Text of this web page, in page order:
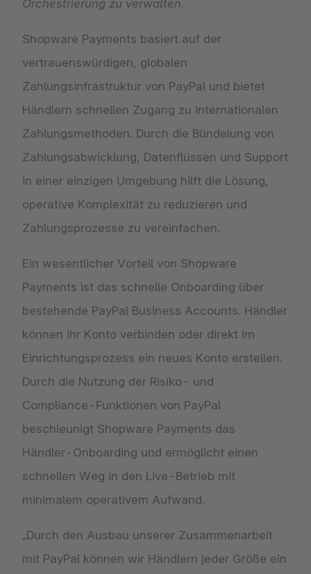
Orchestrierung zu verwalten.
Shopware Payments basiert auf der
vertrauenswürdigen, globalen
Zahlungsinfrastruktur von PayPal und bietet
Händlern schnellen Zugang zu internationalen
Zahlungsmethoden. Durch die Bündelung von
Zahlungsabwicklung, Datenflüssen und Support
in einer einzigen Umgebung hilft die Lösung,
operative Komplexität zu reduzieren und
Zahlungsprozesse zu vereinfachen.
Ein wesentlicher Vorteil von Shopware
Payments ist das schnelle Onboarding über
bestehende PayPal Business Accounts. Händler
können ihr Konto verbinden oder direkt im
Einrichtungsprozess ein neues Konto erstellen.
Durch die Nutzung der Risiko- und
Compliance-Funktionen von PayPal
beschleunigt Shopware Payments das
Händler-Onboarding und ermöglicht einen
schnellen Weg in den Live-Betrieb mit
minimalem operativem Aufwand.
„Durch den Ausbau unserer Zusammenarbeit
mit PayPal können wir Händlern jeder Größe ein